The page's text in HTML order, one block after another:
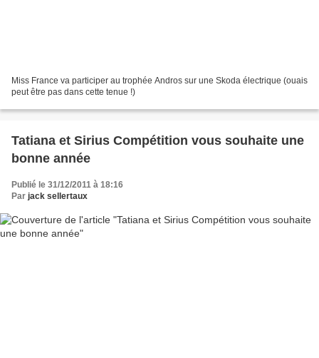
Miss France va participer au trophée Andros sur une Skoda électrique (ouais
peut être pas dans cette tenue !)
Tatiana et Sirius Compétition vous souhaite une
bonne année
Publié le 31/12/2011 à 18:16
Par jack sellertaux